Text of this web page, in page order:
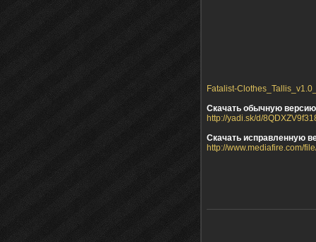
Fatalist-
Скачать обычную
http://yadi.sk/d/
Скачать исправленную
http://www.mediafire.com/